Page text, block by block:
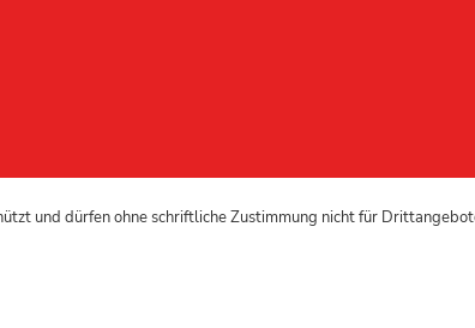
und dürfen ohne schriftliche Zustimmung nicht für